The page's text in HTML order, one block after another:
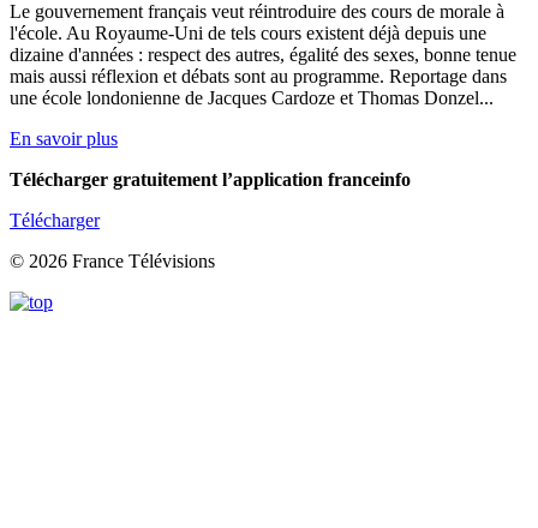
Le gouvernement français veut réintroduire des cours de morale à
l'école. Au Royaume-Uni de tels cours existent déjà depuis une
dizaine d'années : respect des autres, égalité des sexes, bonne tenue
mais aussi réflexion et débats sont au programme. Reportage dans
une école londonienne de Jacques Cardoze et Thomas Donzel...
En savoir plus
Télécharger gratuitement l’application franceinfo
Télécharger
© 2026 France Télévisions